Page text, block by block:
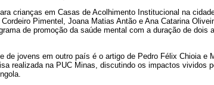
crianças em Casas de Acolhimento Institucional na
Pimentel, Joana Matias Antão e Ana Catarina
de promoção da saúde mental com a duração de dois
de jovens em outro país é o artigo de Pedro Félix Chioia e
realizada na PUC Minas, discutindo os impactos vividos